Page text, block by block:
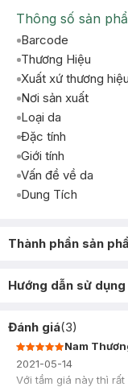
Thông số sản
Barcode
Thương Hiệu
Xuất xứ thương hiệu
Nơi sản xuất
Loại da
Đặc tính
Giới tính
Vấn đề về da
Dung Tích
Thành phần sản
Hướng dẫn sử dụng
Đánh giá(3)
Nam
2021-05-14
Với tầm giá này thì